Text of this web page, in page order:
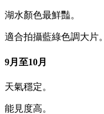
湖水顏色最鮮豔。
適合拍攝藍綠色調大片。
9月至10月
天氣穩定。
能見度高。